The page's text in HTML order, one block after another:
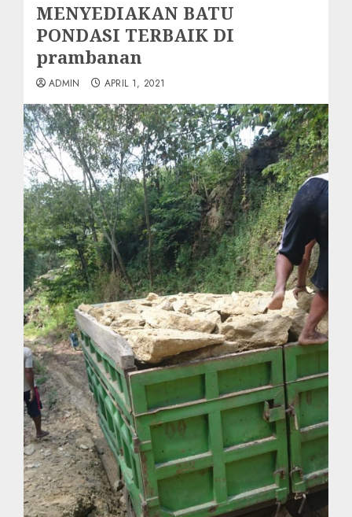
MENYEDIAKAN BATU
PONDASI TERBAIK DI
prambanan
ADMIN APRIL 1, 2021